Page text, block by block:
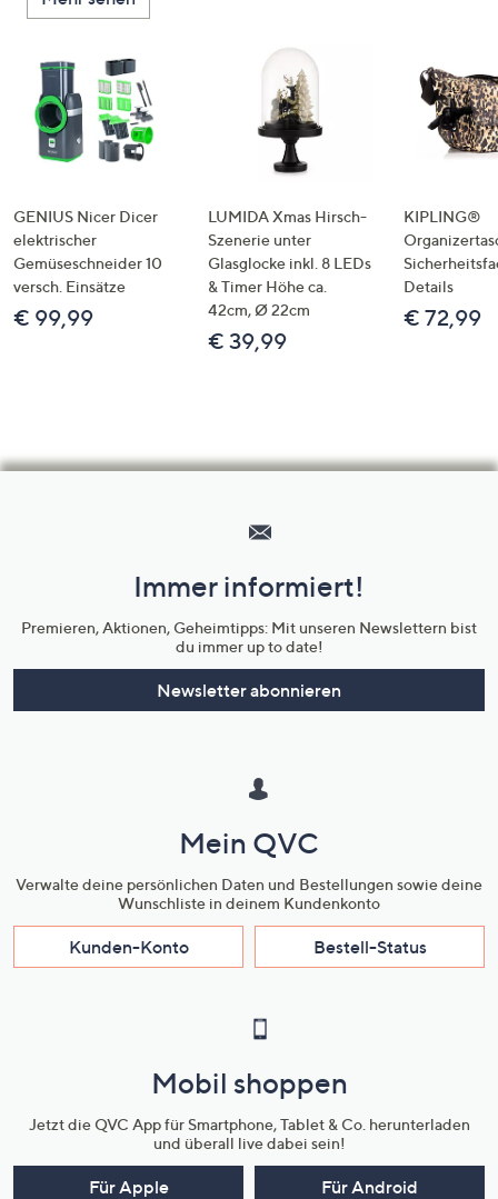
GENIUS Nicer Dicer
elektrischer
Gemüseschneider 10
versch. Einsätze
€ 99,99
LUMIDA Xmas Hirsch-
Szenerie unter
Glasglocke inkl. 8 LEDs
& Timer Höhe ca.
42cm, Ø 22cm
€ 39,99
KIPLING®
Details
€ 72,99
Unternehmensinformationen
Immer informiert!
Premieren, Aktionen, Geheimtipps: Mit unseren Newslettern bist
du immer up to date!
Newsletter abonnieren
Mein QVC
Verwalte deine persönlichen Daten und Bestellungen sowie deine
Wunschliste in deinem Kundenkonto
Kunden-Konto Bestell-Status
Mobil shoppen
Jetzt die QVC App für Smartphone, Tablet & Co. herunterladen
und überall live dabei sein!
Für Apple Für Android